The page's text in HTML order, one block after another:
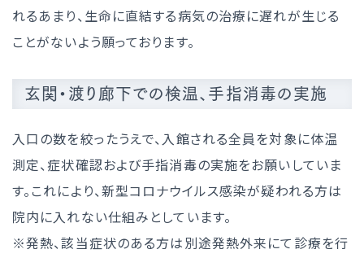
れるあまり、生命に直結する病気の治療に遅れが生じる
ことがないよう願っております。
玄関・渡り廊下での検温、手指消毒の実施
入口の数を絞ったうえで、入館される全員を対象に体温
測定、症状確認および手指消毒の実施をお願いしていま
す。これにより、新型コロナウイルス感染が疑われる方は
院内に入れない仕組みとしています。
※発熱、該当症状のある方は別途発熱外来にて診療を行